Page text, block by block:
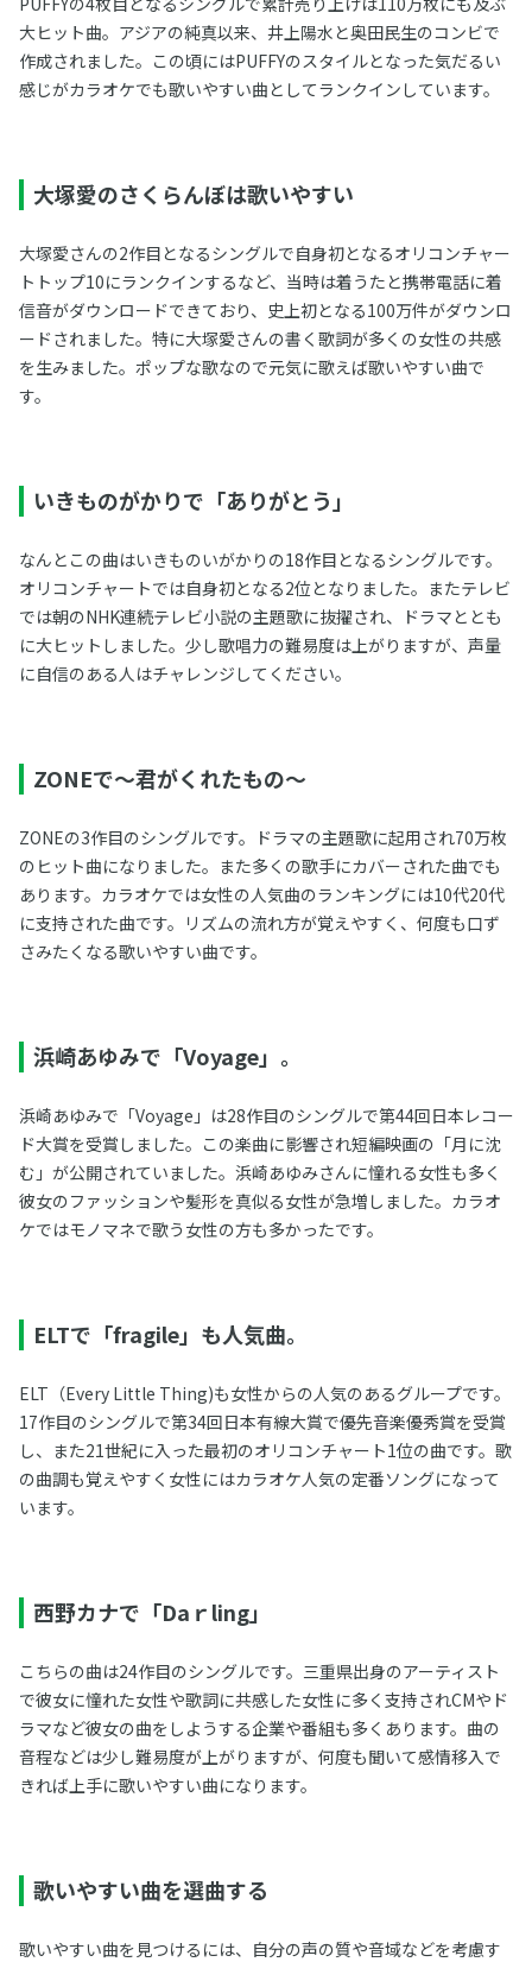
大ヒット曲。アジアの純真以来、井上陽水と奥田民生のコンビで
作成されました。この頃にはPUFFYのスタイルとなった気だるい
感じがカラオケでも歌いやすい曲としてランクインしています。
大塚愛のさくらんぼは歌いやすい
大塚愛さんの2作目となるシングルで自身初となるオリコンチャー
トトップ10にランクインするなど、当時は着うたと携帯電話に着
信音がダウンロードできており、史上初となる100万件がダウンロ
ードされました。特に大塚愛さんの書く歌詞が多くの女性の共感
を生みました。ポップな歌なので元気に歌えば歌いやすい曲で
す。
いきものがかりで「ありがとう」
なんとこの曲はいきものいがかりの18作目となるシングルです。
オリコンチャートでは自身初となる2位となりました。またテレビ
では朝のNHK連続テレビ小説の主題歌に抜擢され、ドラマととも
に大ヒットしました。少し歌唱力の難易度は上がりますが、声量
に自信のある人はチャレンジしてください。
ZONEで～君がくれたもの～
ZONEの3作目のシングルです。ドラマの主題歌に起用され70万枚
のヒット曲になりました。また多くの歌手にカバーされた曲でも
あります。カラオケでは女性の人気曲のランキングには10代20代
に支持された曲です。リズムの流れ方が覚えやすく、何度も口ず
さみたくなる歌いやすい曲です。
浜崎あゆみで「Voyage」。
浜崎あゆみで「Voyage」は28作目のシングルで第44回日本レコー
ド大賞を受賞しました。この楽曲に影響され短編映画の「月に沈
む」が公開されていました。浜崎あゆみさんに憧れる女性も多く
彼女のファッションや髪形を真似る女性が急増しました。カラオ
ケではモノマネで歌う女性の方も多かったです。
ELTで「fragile」も人気曲。
ELT（Every Little Thing)も女性からの人気のあるグループです。
17作目のシングルで第34回日本有線大賞で優先音楽優秀賞を受賞
し、また21世紀に入った最初のオリコンチャート1位の曲です。歌
の曲調も覚えやすく女性にはカラオケ人気の定番ソングになって
います。
西野カナで「Daｒling」
こちらの曲は24作目のシングルです。三重県出身のアーティスト
で彼女に憧れた女性や歌詞に共感した女性に多く支持されCMやド
ラマなど彼女の曲をしようする企業や番組も多くあります。曲の
音程などは少し難易度が上がりますが、何度も聞いて感情移入で
きれば上手に歌いやすい曲になります。
歌いやすい曲を選曲する
歌いやすい曲を見つけるには、自分の声の質や音域などを考慮す